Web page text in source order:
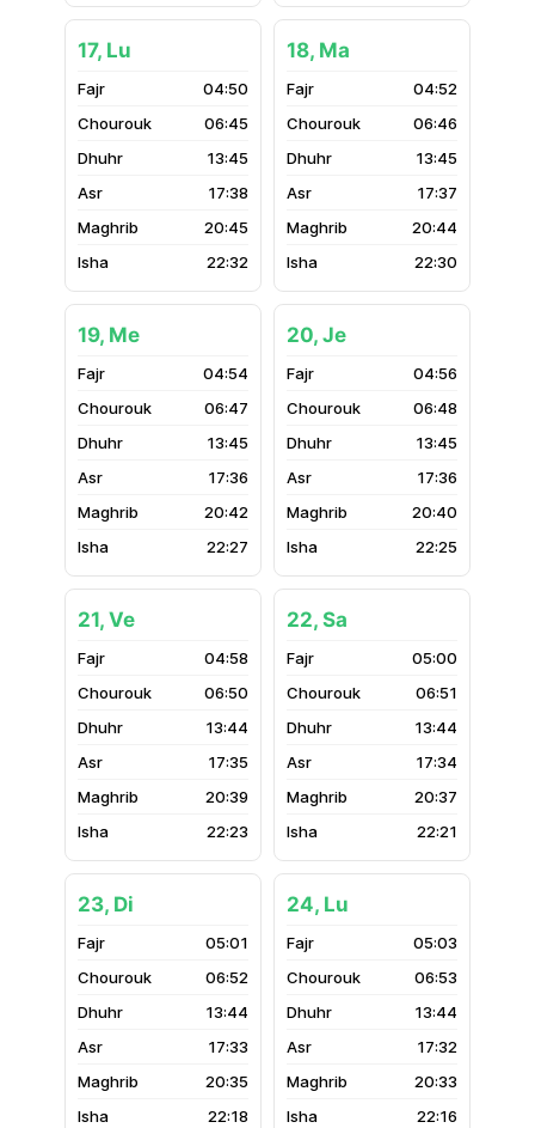
17, Lu
04:50
06:45
13:45
17:38
20:45
22:32
18, Ma
04:52
06:46
13:45
17:37
20:44
22:30
19, Me
04:54
06:47
13:45
17:36
20:42
22:27
20, Je
04:56
06:48
13:45
17:36
20:40
22:25
21, Ve
04:58
06:50
13:44
17:35
20:39
22:23
22, Sa
05:00
06:51
13:44
17:34
20:37
22:21
23, Di
05:01
06:52
13:44
17:33
20:35
22:18
24, Lu
05:03
06:53
13:44
17:32
20:33
22:16